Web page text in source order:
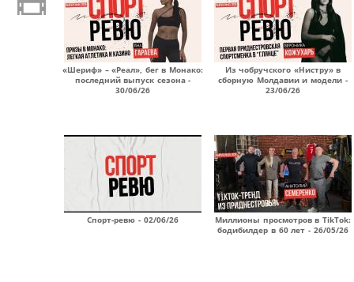
«Шериф» – «Реал», бег в Монако:
последний выпуск сезона -
30/06/26
Из чобручского «Нистру» в
сборную Молдавии и модели -
23/06/26
Спорт-ревю - 02/06/26
Миллионы просмотров в TikTok:
бодибилдер в 60 лет - 26/05/26